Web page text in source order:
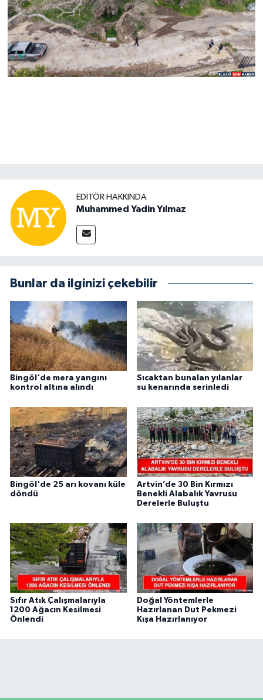
EDITÖR HAKKINDA
Muhammed Yadin Yılmaz
Bunlar da ilginizi çekebilir
Bingöl'de mera yangını
kontrol altına alındı
Sıcaktan bunalan yılanlar
su kenarında serinledi
Bingöl'de 25 arı kovanı küle
döndü
Artvin’de 30 Bin Kırmızı
Benekli Alabalık Yavrusu
Derelerle Buluştu
Sıfır Atık Çalışmalarıyla
1200 Ağacın Kesilmesi
Önlendi
Doğal Yöntemlerle
Hazırlanan Dut Pekmezi
Kışa Hazırlanıyor